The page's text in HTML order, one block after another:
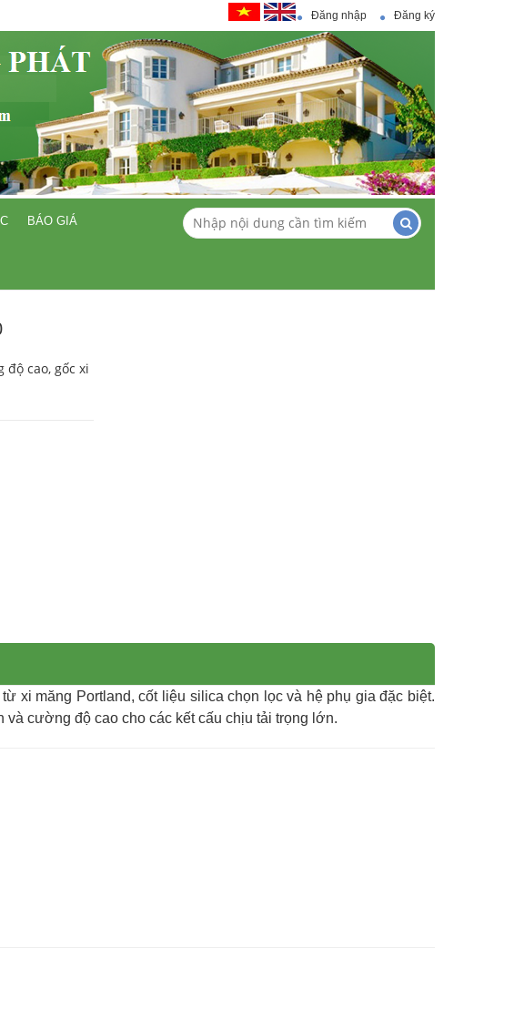
Đăng nhập Đăng ký
BÁO GIÁ
độ cao, gốc xi
xi măng Portland, cốt liệu silica chọn lọc và hệ phụ gia đặc biệt.
và cường độ cao cho các kết cấu chịu tải trọng lớn.